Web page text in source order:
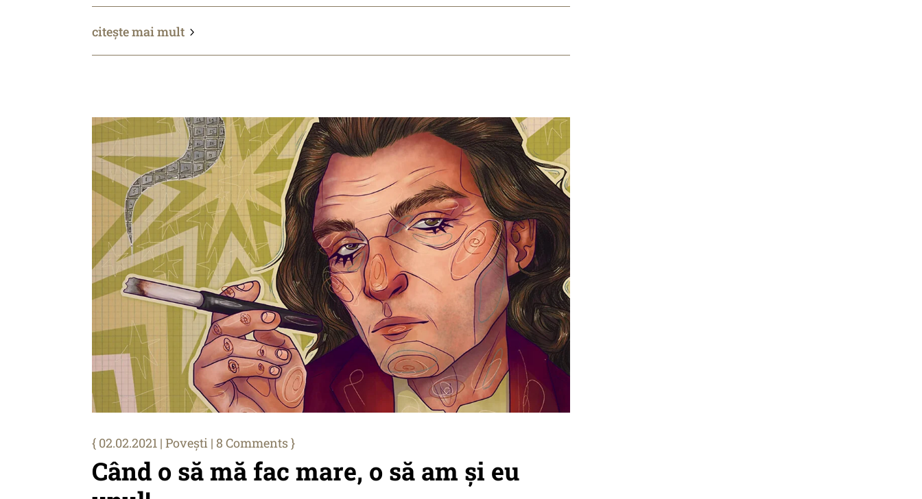
citește mai mult
Când o să mă fac mare, o să am și eu
02.02.2021 |Povești | 8 Comments